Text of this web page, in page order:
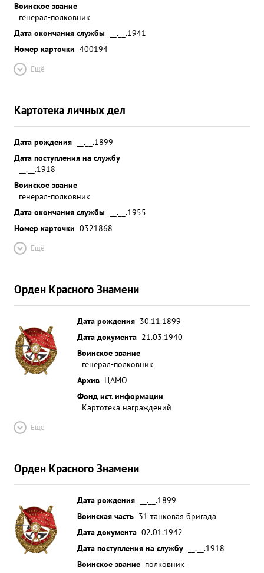
Воинское звание
генерал-полковник
Дата окончания службы
__.__.1941
Номер карточки 400194
Ещё
Картотека личных дел
Дата рождения
__.__.1899
Дата поступления на службу
__.__.1918
Воинское звание
генерал-полковник
Дата окончания службы
__.__.1955
Номер карточки 0321868
Ещё
Орден Красного Знамени
Дата рождения 30.11.1899
Дата документа 21.03.1940
Воинское звание
генерал-полковник
Архив ЦАМО
Фонд ист. информации
Картотека награждений
Ещё
Орден Красного Знамени
Дата рождения
__.__.1899
Воинская часть 31 танковая бригада
Дата документа 02.01.1942
Дата поступления на службу
__.__.1918
Воинское звание полковник